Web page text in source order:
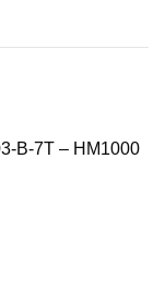
B-7T – HM1000